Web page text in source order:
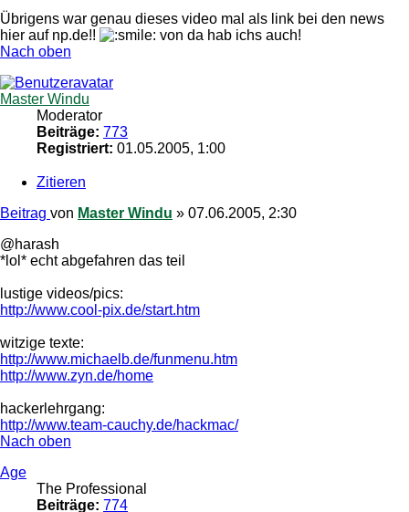
Übrigens war genau dieses video mal als link bei den news
hier auf np.de!!
von da hab ichs auch!
Nach oben
Master Windu
Moderator
Beiträge: 773
Registriert: 01.05.2005, 1:00
Zitieren
Beitrag von Master Windu » 07.06.2005, 2:30
@harash
*lol* echt abgefahren das teil
lustige videos/pics:
http://www.cool-pix.de/start.htm
witzige texte:
http://www.michaelb.de/funmenu.htm
http://www.zyn.de/home
hackerlehrgang:
http://www.team-cauchy.de/hackmac/
Nach oben
Age
The Professional
Beiträge: 774